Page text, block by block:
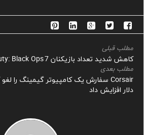
مطلب قبلی
کاهش شدید تعداد بازیکنان Call of Duty: Black Ops 7 روی Steam
مطلب بعدی
دلار افزایش داد